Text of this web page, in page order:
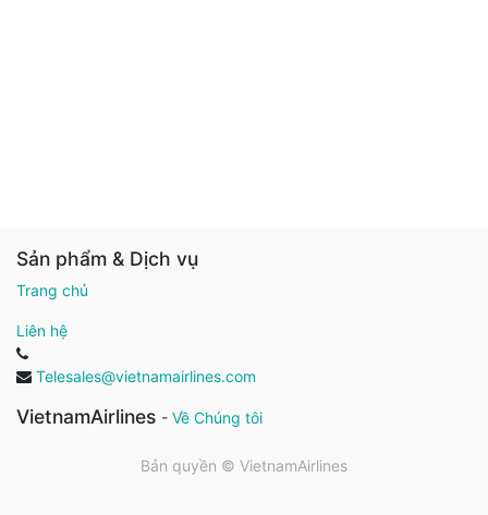
Sản phẩm & Dịch vụ
Trang chủ
Liên hệ
Telesales@vietnamairlines.com
VietnamAirlines - Về Chúng tôi
Bản quyền © VietnamAirlines